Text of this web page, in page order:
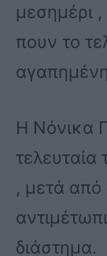
μεσημέρι ,
πουν το
Η Νόνικα
τελευταία
, μετά από
διάστημα.